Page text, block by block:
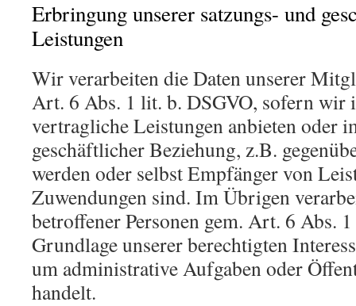
Erbringung unserer satzungs- und
Leistungen
Wir verarbeiten die Daten unserer
Art. 6 Abs. 1 lit. b. DSGVO, sofern wir
vertragliche Leistungen anbieten oder
geschäftlicher Beziehung, z.B.
werden oder selbst Empfänger von
Zuwendungen sind. Im Übrigen
betroffener Personen gem. Art. 6 Abs.
Grundlage unserer berechtigten
um administrative Aufgaben oder
handelt.